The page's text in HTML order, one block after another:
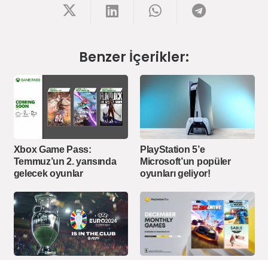
Benzer İçerikler:
Xbox Game Pass:
Temmuz’un 2. yarısında
gelecek oyunlar
PlayStation 5’e
Microsoft’un popüler
oyunları geliyor!